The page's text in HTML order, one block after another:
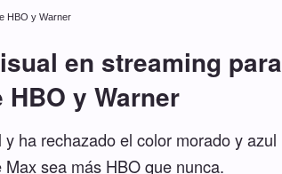
HBO y Warner
en streaming para
y Warner
ha rechazado el color morado y azul
sea más HBO que nunca.